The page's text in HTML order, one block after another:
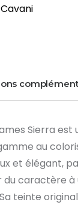
Cavani
Sierra est
au
et élégant,
caractère à
teinte